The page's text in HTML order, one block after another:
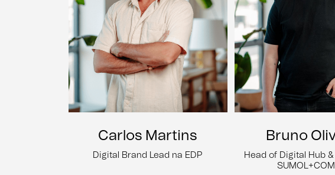
Carlos Martins
Digital Brand Lead na EDP
Bruno
Head of Digital Hub